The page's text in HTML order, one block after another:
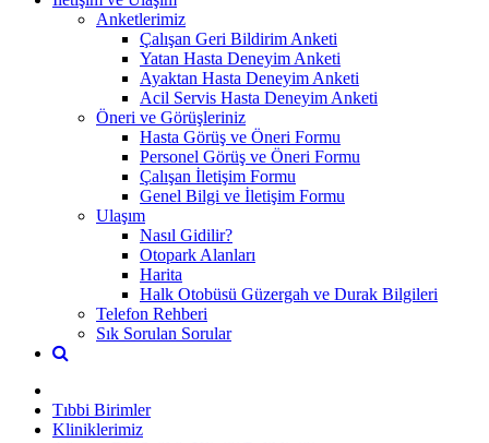
Anketlerimiz
Çalışan Geri Bildirim Anketi
Yatan Hasta Deneyim Anketi
Ayaktan Hasta Deneyim Anketi
Acil Servis Hasta Deneyim Anketi
Öneri ve Görüşleriniz
Hasta Görüş ve Öneri Formu
Personel Görüş ve Öneri Formu
Çalışan İletişim Formu
Genel Bilgi ve İletişim Formu
Ulaşım
Nasıl Gidilir?
Otopark Alanları
Harita
Halk Otobüsü Güzergah ve Durak Bilgileri
Telefon Rehberi
Sık Sorulan Sorular
Tıbbi Birimler
Kliniklerimiz